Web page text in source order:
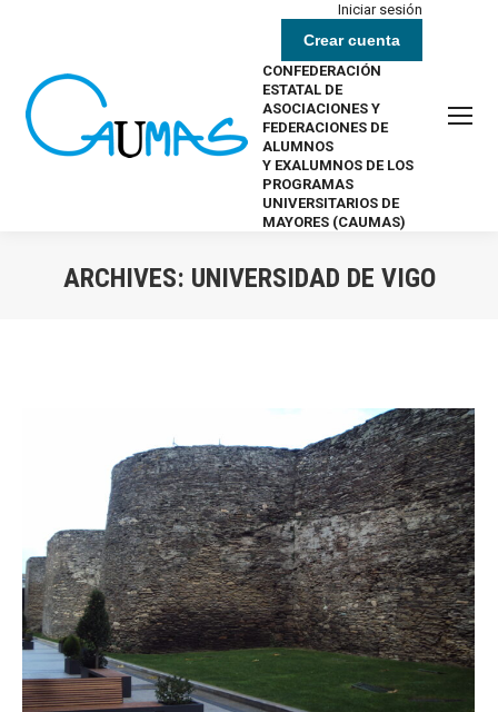
Iniciar sesión
Crear cuenta
CONFEDERACIÓN
ESTATAL DE
ASOCIACIONES Y
FEDERACIONES DE
ALUMNOS
Y EXALUMNOS DE LOS
PROGRAMAS
UNIVERSITARIOS DE
MAYORES (CAUMAS)
ARCHIVES: UNIVERSIDAD DE VIGO